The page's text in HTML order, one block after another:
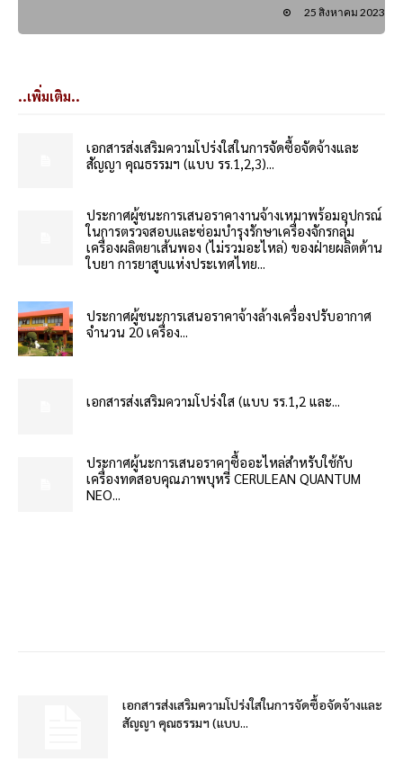
25 สิงหาคม 2023
..เพิ่มเติม..
เอกสารส่งเสริมความโปร่งใสในการจัดซื้อจัดจ้างและ
สัญญา คุณธรรมฯ (แบบ รร.1,2,3)...
ประกาศผู้ชนะการเสนอราคางานจ้างเหมาพร้อมอุปกรณ์
ในการตรวจสอบและซ่อมบำรุงรักษาเครื่องจักรกลุ่ม
เครื่องผลิตยาเส้นพอง (ไม่รวมอะไหล่) ของฝ่ายผลิตด้าน
ใบยา การยาสูบแห่งประเทศไทย...
ประกาศผู้ชนะการเสนอราคาจ้างล้างเครื่องปรับอากาศ
จำนวน 20 เครื่อง...
เอกสารส่งเสริมความโปร่งใส (แบบ รร.1,2 และ...
ประกาศผู้นะการเสนอราคาซื้ออะไหล่สำหรับใช้กับ
เครื่องทดสอบคุณภาพบุหรี่ CERULEAN QUANTUM
NEO...
เอกสารส่งเสริมความโปร่งใสในการจัดซื้อจัดจ้างและ
สัญญา คุณธรรมฯ (แบบ...